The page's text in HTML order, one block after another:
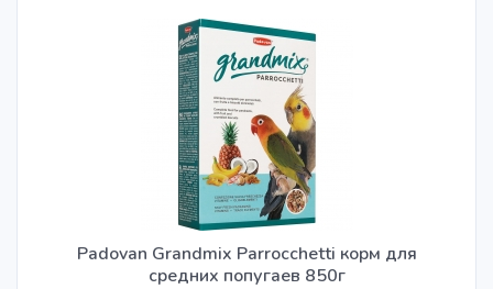
Padovan Grandmix Parrocchetti корм для
средних попугаев 850г